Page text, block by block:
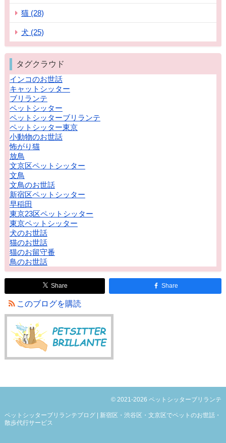
猫 (28)
犬 (25)
タグクラウド
インコのお世話
キャットシッター
ブリランテ
ペットシッター
ペットシッターブリランテ
ペットシッター東京
小動物のお世話
怖がり猫
放鳥
文京区ペットシッター
文鳥
文鳥のお世話
新宿区ペットシッター
早稲田
東京23区ペットシッター
東京ペットシッター
犬のお世話
猫のお世話
猫のお留守番
鳥のお世話
Share Share
このブログを購読
© 2021-2026 ペットシッターブリランテ
ペットシッターブリランテブログ | 新宿区・渋谷区・文京区でペットのお世話・
散歩代行サービス